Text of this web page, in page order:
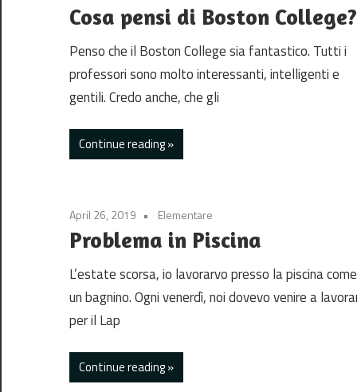
Cosa pensi di Boston College?
Penso che il Boston College sia fantastico. Tutti i
professori sono molto interessanti, intelligenti e
gentili. Credo anche, che gli
Continue reading
April 26, 2019 Elementare
Problema in Piscina
L’estate scorsa, io lavorarvo presso la piscina come
un bagnino. Ogni venerdì, noi dovevo venire a
per il Lap
Continue reading